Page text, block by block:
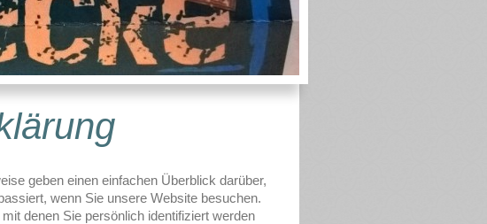
geben einen einfachen Überblick darüber,
wenn Sie unsere Website besuchen.
denen Sie persönlich identifiziert werden